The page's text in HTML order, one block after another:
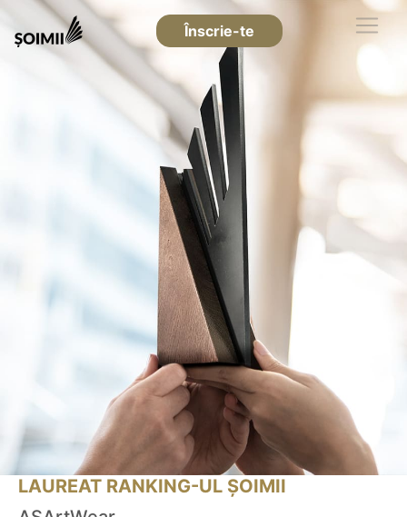
Înscrie-te
LAUREAT RANKING-UL ȘOIMII